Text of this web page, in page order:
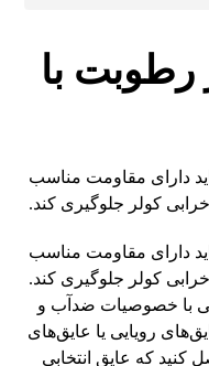
رطوبت با
رطوبتی برای کف کولر ۱۴۰۳ باید دارای مقاومت مناسب
کولر جلوگیری کند.
رطوبتی برای کف کولر ۱۴۰۳ باید دارای مقاومت مناسب
کولر جلوگیری کند.
با خصوصیات ضدآب و
رویایی یا عایق‌های
کنید که عایق انتخابی